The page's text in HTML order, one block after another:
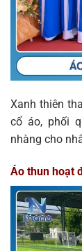
Xanh thiên
cổ áo, phối
nhàng cho
Áo thun hoạt